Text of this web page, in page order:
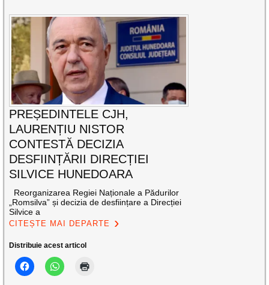
PREȘEDINTELE CJH,
LAURENȚIU NISTOR
CONTESTĂ DECIZIA
DESFIINȚĂRII DIRECȚIEI
SILVICE HUNEDOARA
Reorganizarea Regiei Naționale a Pădurilor
„Romsilva” și decizia de desființare a Direcției
Silvice a
CITEȘTE MAI DEPARTE
Distribuie acest articol